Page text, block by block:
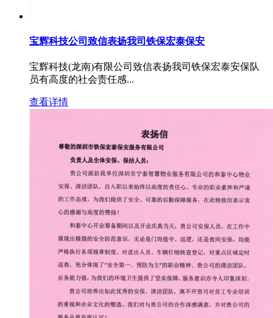
宝辉科技公司致信表扬我司铁保宏泰保安
宝辉科技(龙南)有限公司致信表扬我司铁保宏泰安保队
员有高度的社会责任感...
查看详情